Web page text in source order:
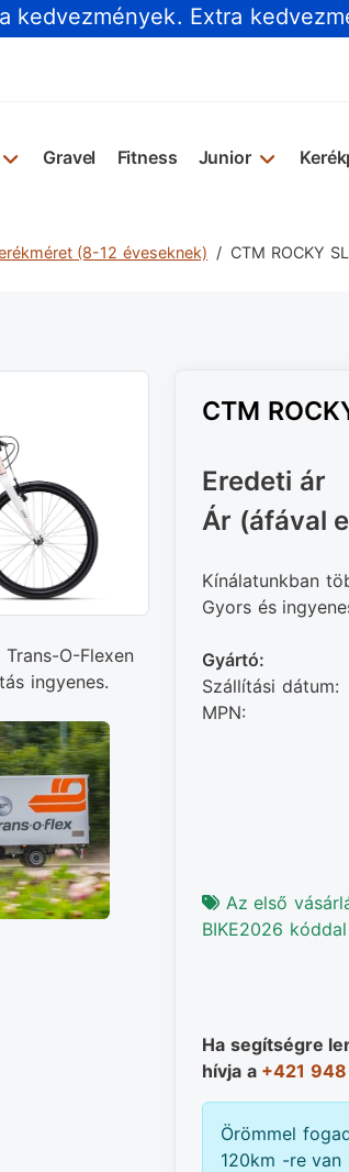
kedvezmények. Extra
Gravel Fitness Junior
(8-12 éveseknek) CTM ROCKY
O-Flexen
ingyenes.
CTM
Eredeti ár
Ár (áfával
Kínálatunkban
Gyors és
Gyártó:
Szállítási dátum:
MPN:
Az első
BIKE2026 kóddal
Ha segítségre
hívja a +421
Örömmel
120km -re van